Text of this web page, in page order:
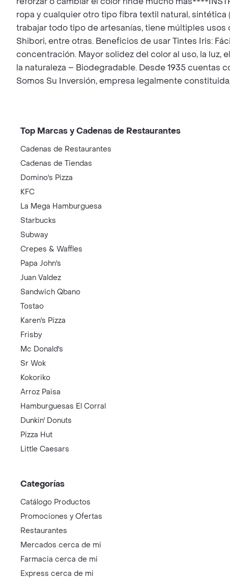
ropa y cualquier otro tipo fibra textil natural, sintética
trabajar todo tipo de artesanías, tiene múltiples
Shibori, entre otras. Beneficios de usar Tintes Iris:
concentración. Mayor solidez del color al uso, la luz,
la naturaleza – Biodegradable. Desde 1935 cuentas
Somos Su Inversión, empresa legalmente
Top Marcas y Cadenas de Restaurantes
Cadenas de Restaurantes
Cadenas de Tiendas
Domino's Pizza
KFC
La Mega Hamburguesa
Starbucks
Subway
Crepes & Waffles
Papa John's
Juan Valdez
Sandwich Qbano
Tostao
Karen's Pizza
Frisby
Mc Donald's
Sr Wok
Kokoriko
Arroz Paisa
Hamburguesas El Corral
Dunkin' Donuts
Pizza Hut
Little Caesars
Categorías
Catálogo Productos
Promociones y Ofertas
Restaurantes
Mercados cerca de mi
Farmacia cerca de mi
Express cerca de mi